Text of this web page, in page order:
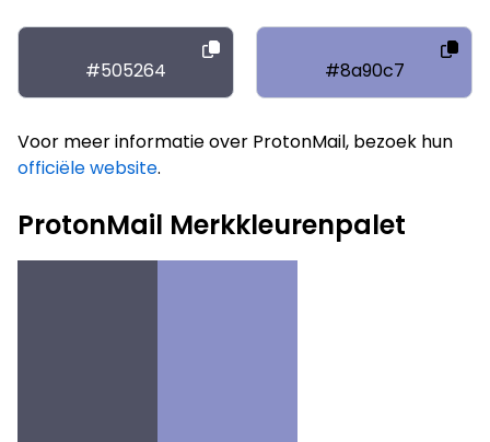
#505264 #8a90c7
Voor meer informatie over ProtonMail, bezoek hun
officiële website.
ProtonMail Merkkleurenpalet